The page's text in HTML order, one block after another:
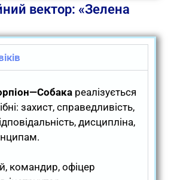
вектор: «Зелена
реалізується
захист, справедливість,
дисципліна,
командир, офіцер